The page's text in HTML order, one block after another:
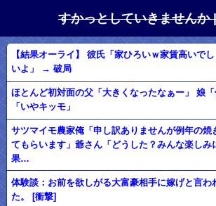
すかっとしていきませんか
【結果オーライ】 彼氏「家ひろいｗ家賃高いで
いよ」 → 破局
ほとんど初対面の父「大きくなったなぁー」 娘
「いやキッモ」
サツマイモ農家俺「申し訳ありませんが例年の焼
てもらいます」爺さん「どうした？みんな楽し
果…
体験談：お前を欲しがる大富豪相手に嫁げと言わ
た。 [衝撃]